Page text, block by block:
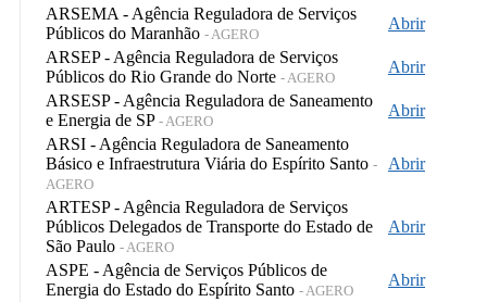
ARSEMA - Agência Reguladora de Serviços
Públicos do Maranhão - AGERO
Abrir
ARSEP - Agência Reguladora de Serviços
Públicos do Rio Grande do Norte - AGERO
Abrir
ARSESP - Agência Reguladora de Saneamento
e Energia de SP - AGERO
Abrir
ARSI - Agência Reguladora de Saneamento
Básico e Infraestrutura Viária do Espírito Santo -
AGERO
Abrir
ARTESP - Agência Reguladora de Serviços
Públicos Delegados de Transporte do Estado de
São Paulo - AGERO
Abrir
ASPE - Agência de Serviços Públicos de
Energia do Estado do Espírito Santo - AGERO
Abrir